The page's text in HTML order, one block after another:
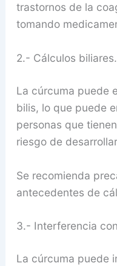
trastornos de la
tomando
2.- Cálculos biliares.
La cúrcuma puede
bilis, lo que puede
personas que
riesgo de
Se recomienda
antecedentes de
3.- Interferencia
La cúrcuma puede